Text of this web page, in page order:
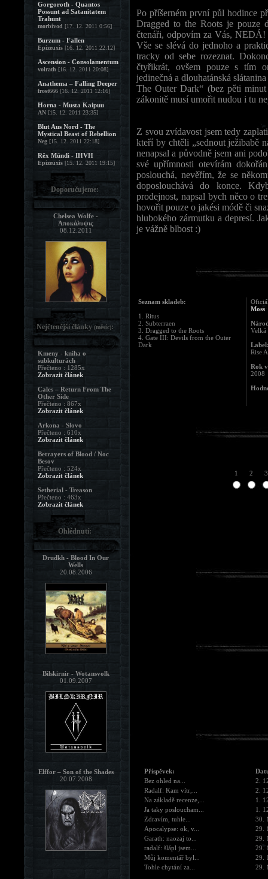
Po příšerném první půl hodince
Dragged to the Roots je pouze
čtenáři, odpovím za Vás, NEDÁ!
Vše se slévá do jednoho a
tracky od sebe rozeznat.
čtyřikrát, ovšem pouze s tím
jedinečná a dlouhatánská
The Outer Dark“ (bez pěti
zákonitě musí umořit nudou i tu
Z svou zvídavost jsem tedy
kteří by chtěli „sednout ježibabě
nenapsal a původně jsem ani
své upřímnosti otevírám
poslouchá, nevěřím, že se
doposlouchává do konce.
prodejnost, napsal bych něco o
hovořit pouze o jakési módě či
hlubokého zármutku a depresí.
je vážně blbost :)
Seznam skladeb:
1. Ritus
2. Subterraen
3. Dragged to the Roots
4. Gate III: Devils from the Outer
Dark
Moss
Velká
Rise
Rok
2008
1 2 3
Příspěvek:
Bez ohled na...
2.
Radalf: Kam vítr,...
2.
Na základě recenze,...
1.
Ja taky posloucham...
1.
Zdravím, tuhle...
30.
Apocalypse: ok, v...
29.
Garath: naozaj to...
29.
radalf: šlápl jsem...
29.
Můj komentář byl...
29.
Tohle chytání za...
29.
Gorgoroth - Quantos
Possunt ad Satanitatem
Trahunt
morbivod [17. 12. 2011 0:56]
Burzum - Fallen
Epizeuxis [16. 12. 2011 22:12]
Ascension - Consolamentum
volrath [16. 12. 2011 20:08]
Anathema – Falling Deeper
frost666 [16. 12. 2011 12:16]
Horna - Musta Kaipuu
AN [15. 12. 2011 23:35]
Blut Aus Nord - The
Mystical Beast of Rebellion
Neg [15. 12. 2011 22:18]
Rêx Mündi - IHVH
Epizeuxis [15. 12. 2011 19:15]
Doporučujeme:
Chelsea Wolfe -
Ἀποκάλυψις
08.12.2011
Nejčtenější články (měsíc):
Kmeny - kniha o
subkulturách
Přečteno : 1285x
Zobrazit článek
Cales – Return From The
Other Side
Přečteno : 867x
Zobrazit článek
Arkona - Slovo
Přečteno : 610x
Zobrazit článek
Betrayers of Blood / Noc
Besov
Přečteno : 524x
Zobrazit článek
Setherial - Treason
Přečteno : 463x
Zobrazit článek
Ohlédnutí:
Drudkh - Blood In Our
Wells
20.08.2006
Bilskirnir - Wotansvolk
01.09.2007
Elffor – Son of the Shades
20.07.2008